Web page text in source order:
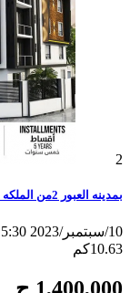
2
بمدينه العبور 2من الملكه للتعمير والاسكان
10/سبتمبر/2023 15:30
10.63كم